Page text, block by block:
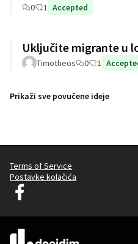
0
1 Accepted
Uključite migrante u
Timotheos 0 1
Prikaži sve povučene ideje
Terms of Service
Postavke kolačića
Decidim Ljubljana na Facebooku